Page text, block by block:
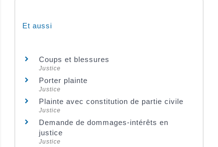
Et aussi
Coups et blessures
Justice
Porter plainte
Justice
Plainte avec constitution de partie civile
Justice
Demande de dommages-intérêts en
justice
Justice